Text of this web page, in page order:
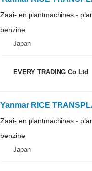
Zaai- en plantmachines -
benzine
Japan
EVERY TRADING Co Ltd
Yanmar RICE
Zaai- en plantmachines -
benzine
Japan